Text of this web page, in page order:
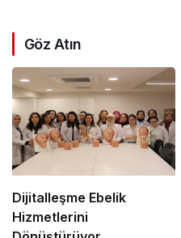
Göz Atın
Dijitalleşme Ebelik
Hizmetlerini